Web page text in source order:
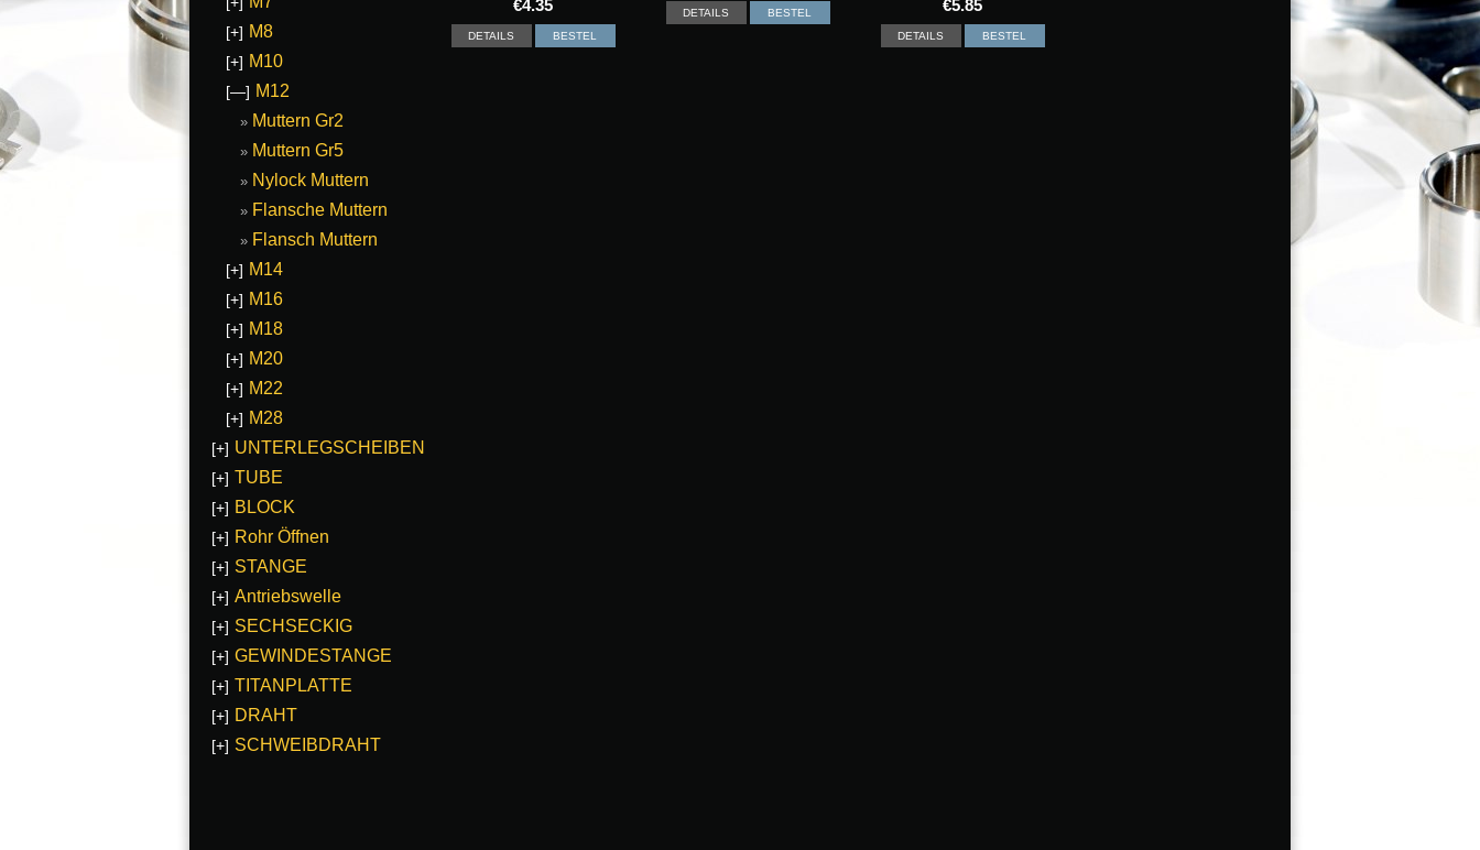
€4.35
DETAILS BESTEL
DETAILS BESTEL €5.85
DETAILS BESTEL
[+] M8
[+] M10
[—] M12
Muttern Gr2
Muttern Gr5
Nylock Muttern
Flansche Muttern
Flansch Muttern
[+] M14
[+] M16
[+] M18
[+] M20
[+] M22
[+] M28
[+] UNTERLEGSCHEIBEN
[+] TUBE
[+] BLOCK
[+] Rohr Öffnen
[+] STANGE
[+] Antriebswelle
[+] SECHSECKIG
[+] GEWINDESTANGE
[+] TITANPLATTE
[+] DRAHT
[+] SCHWEIBDRAHT